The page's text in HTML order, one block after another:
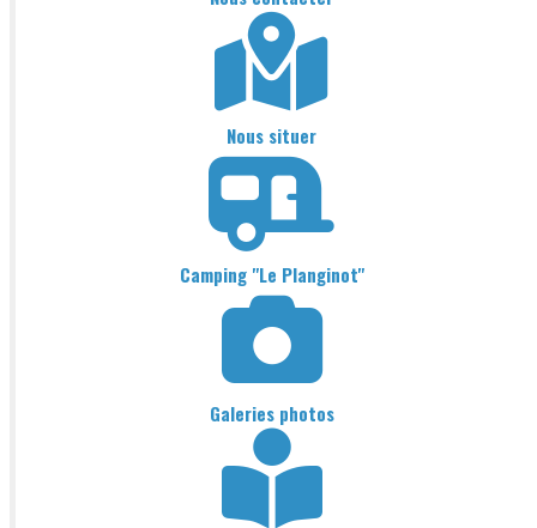
Nous situer
Camping "Le Planginot"
Galeries photos